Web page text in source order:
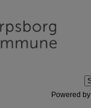
Powered by